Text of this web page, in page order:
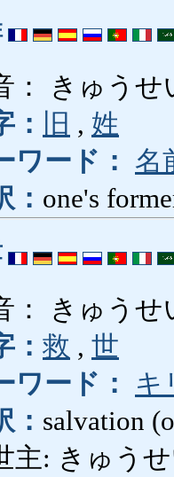
： きゅうせ
：
旧 , 姓
ワード：
名
： one's
： きゅうせ
： 救 , 世
ワード：
キ
： salvation
主: きゅうせ